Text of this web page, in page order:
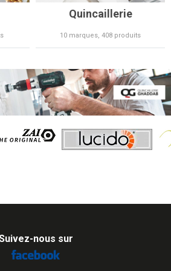
Quincaillerie
10 marques, 408 produits
nous sur